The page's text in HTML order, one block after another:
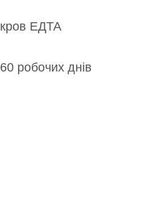
кров ЕДТА
60 робочих днів